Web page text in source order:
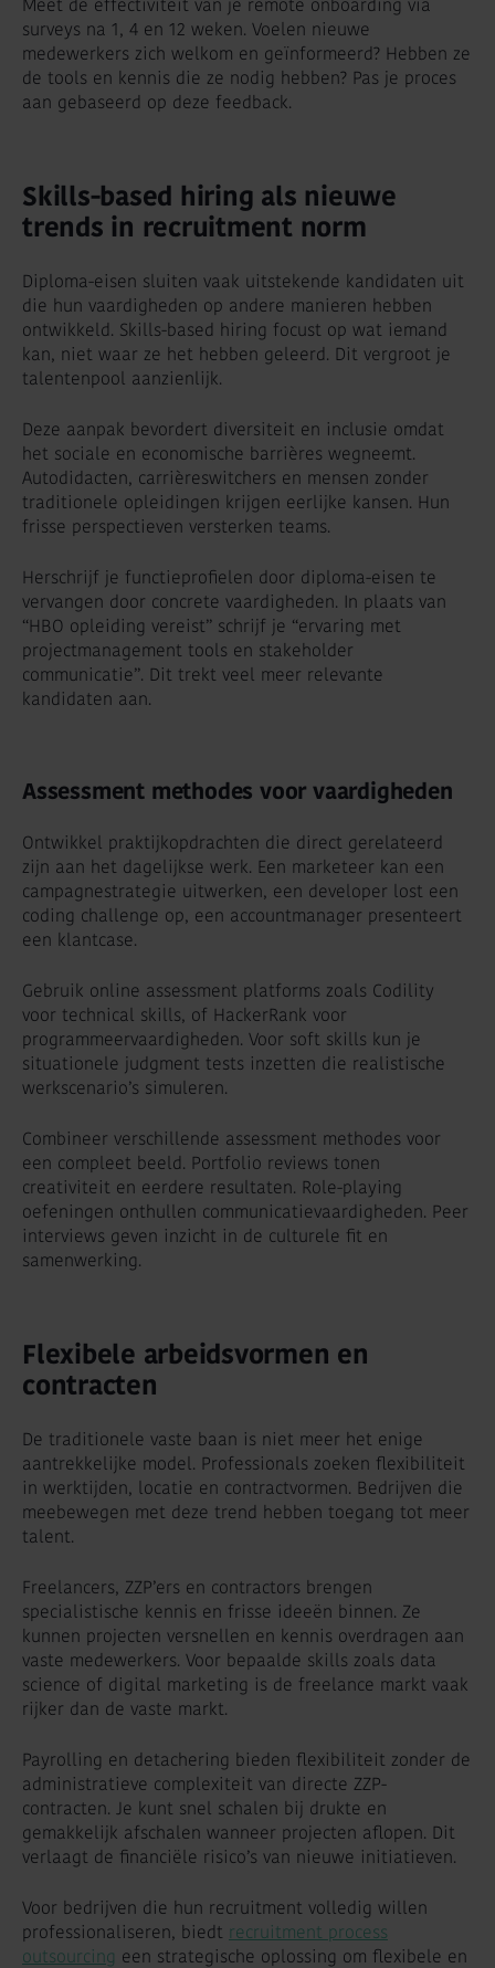
Meet de effectiviteit van je remote onboarding via
surveys na 1, 4 en 12 weken. Voelen nieuwe
medewerkers zich welkom en geïnformeerd? Hebben ze
de tools en kennis die ze nodig hebben? Pas je proces
aan gebaseerd op deze feedback.
Skills-based hiring als nieuwe
trends in recruitment norm
Diploma-eisen sluiten vaak uitstekende kandidaten uit
die hun vaardigheden op andere manieren hebben
ontwikkeld. Skills-based hiring focust op wat iemand
kan, niet waar ze het hebben geleerd. Dit vergroot je
talentenpool aanzienlijk.
Deze aanpak bevordert diversiteit en inclusie omdat
het sociale en economische barrières wegneemt.
Autodidacten, carrièreswitchers en mensen zonder
traditionele opleidingen krijgen eerlijke kansen. Hun
frisse perspectieven versterken teams.
Herschrijf je functieprofielen door diploma-eisen te
vervangen door concrete vaardigheden. In plaats van
“HBO opleiding vereist” schrijf je “ervaring met
projectmanagement tools en stakeholder
communicatie”. Dit trekt veel meer relevante
kandidaten aan.
Assessment methodes voor vaardigheden
Ontwikkel praktijkopdrachten die direct gerelateerd
zijn aan het dagelijkse werk. Een marketeer kan een
campagnestrategie uitwerken, een developer lost een
coding challenge op, een accountmanager presenteert
een klantcase.
Gebruik online assessment platforms zoals Codility
voor technical skills, of HackerRank voor
programmeervaardigheden. Voor soft skills kun je
situationele judgment tests inzetten die realistische
werkscenario’s simuleren.
Combineer verschillende assessment methodes voor
een compleet beeld. Portfolio reviews tonen
creativiteit en eerdere resultaten. Role-playing
oefeningen onthullen communicatievaardigheden. Peer
interviews geven inzicht in de culturele fit en
samenwerking.
Flexibele arbeidsvormen en
contracten
De traditionele vaste baan is niet meer het enige
aantrekkelijke model. Professionals zoeken flexibiliteit
in werktijden, locatie en contractvormen. Bedrijven die
meebewegen met deze trend hebben toegang tot meer
talent.
Freelancers, ZZP’ers en contractors brengen
specialistische kennis en frisse ideeën binnen. Ze
kunnen projecten versnellen en kennis overdragen aan
vaste medewerkers. Voor bepaalde skills zoals data
science of digital marketing is de freelance markt vaak
rijker dan de vaste markt.
Payrolling en detachering bieden flexibiliteit zonder de
administratieve complexiteit van directe ZZP-
contracten. Je kunt snel schalen bij drukte en
gemakkelijk afschalen wanneer projecten aflopen. Dit
verlaagt de financiële risico’s van nieuwe initiatieven.
Voor bedrijven die hun recruitment volledig willen
professionaliseren, biedt recruitment process
outsourcing een strategische oplossing om flexibele en